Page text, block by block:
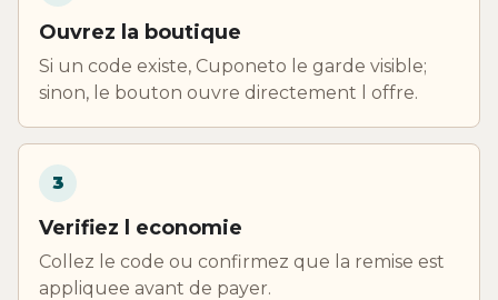
Ouvrez la boutique
Si un code existe, Cuponeto le garde visible;
sinon, le bouton ouvre directement l offre.
3
Verifiez l economie
Collez le code ou confirmez que la remise est
appliquee avant de payer.